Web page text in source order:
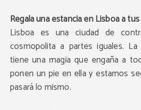
Regala una estancia en Lisboa a
Lisboa es una ciudad de
cosmopolita a partes iguales.
tiene una magia que engaña a
ponen un pie en ella y estamos
pasará lo mismo.